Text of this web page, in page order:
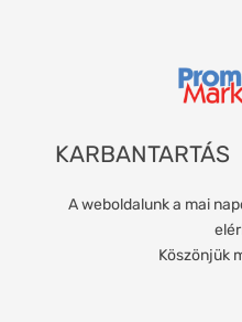
KARBANTARTÁS
A weboldalunk a mai
Köszönjük